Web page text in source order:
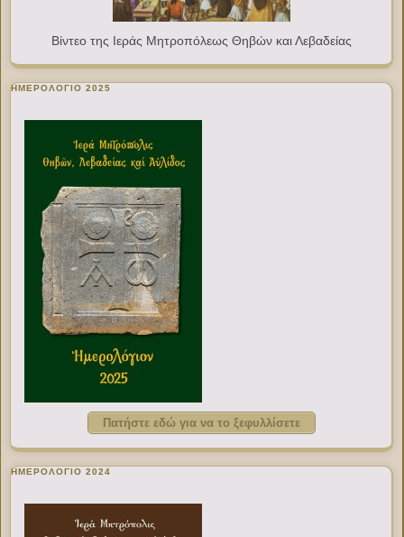
Βίντεο της Ιεράς Μητροπόλεως Θηβών και Λεβαδείας
ΗΜΕΡΟΛΟΓΙΟ 2025
Πατήστε εδώ για να το ξεφυλλίσετε
ΗΜΕΡΟΛΟΓΙΟ 2024